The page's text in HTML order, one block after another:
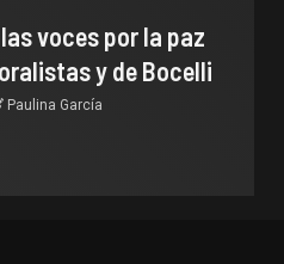
voces por la paz
y de Bocelli
Paulina García